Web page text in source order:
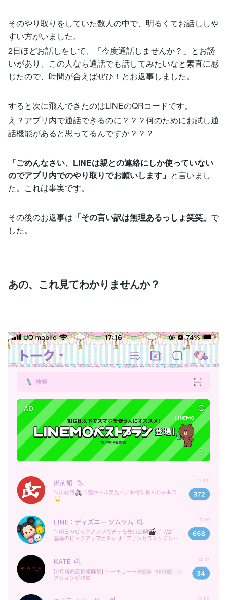
そのやり取りをしていた数人の中で、明るくてお話ししや
すい方がいました。
2日ほどお話しをして、「今度通話しませんか？」とお誘
いがあり、この人なら通話でも話してみたいなと素直に感
じたので、時間が合えばぜひ！とお返事しました。
すると次に飛んできたのはLINEのQRコードです。
え？アプリ内で通話できるのに？？？何のためにお試し通
話機能があると思ってるんですか？？？
「ごめんなさい、LINEは親との連絡にしか使っていない
のでアプリ内でのやり取りでお願いします」 と言いまし
た。これは事実です。
その後のお返事は 「その言い訳は無理あるっしょ笑笑」 で
した。
あの、これ見てわかりませんか？